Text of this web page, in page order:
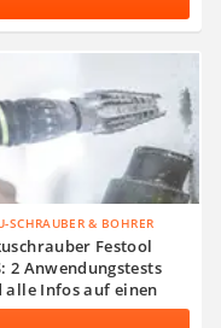
SCHRAUBER & BOHRER
Festool
2 Anwendungstests
alle Infos auf einen